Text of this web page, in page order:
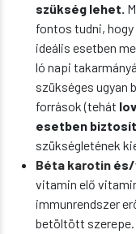
szükség lehet.
fontos tudni,
ideális esetben
ló napi
szükséges ugyan
források (tehát
esetben
szükségletének
Béta karotin és/
vitamin elő
immunrendszer
betöltött szerepe.